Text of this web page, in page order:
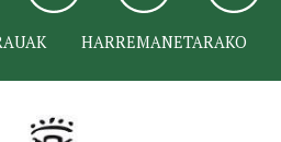
HARREMANETARAKO